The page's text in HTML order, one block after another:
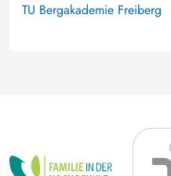
TU Bergakademie Freiberg